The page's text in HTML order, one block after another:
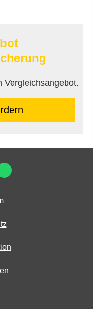
Vergleichsangebot.